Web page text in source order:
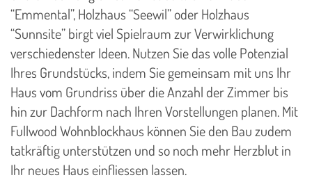
“Emmental”, Holzhaus “Seewil” oder Holzhaus
“Sunnsite” birgt viel Spielraum zur Verwirklichung
verschiedenster Ideen. Nutzen Sie das volle Potenzial
Ihres Grundstücks, indem Sie gemeinsam mit uns Ihr
Haus vom Grundriss über die Anzahl der Zimmer bis
hin zur Dachform nach Ihren Vorstellungen planen. Mit
Fullwood Wohnblockhaus können Sie den Bau zudem
tatkräftig unterstützen und so noch mehr Herzblut in
Ihr neues Haus einfliessen lassen.